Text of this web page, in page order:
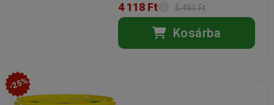
4 118 Ft 5 491 Ft
Kosárba
-25%